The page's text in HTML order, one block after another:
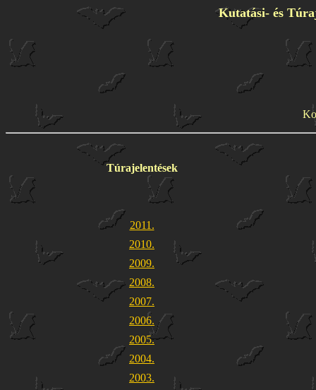
Kutatási- és
Túrajelentések
2011.
2010.
2009.
2008.
2007.
2006.
2005.
2004.
2003.